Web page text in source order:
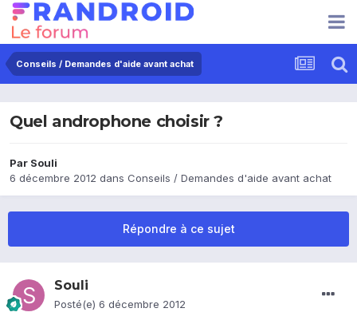
Conseils / Demandes d'aide avant achat
Quel androphone choisir ?
Par Souli
6 décembre 2012 dans Conseils / Demandes d'aide avant achat
Répondre à ce sujet
Souli
Posté(e) 6 décembre 2012